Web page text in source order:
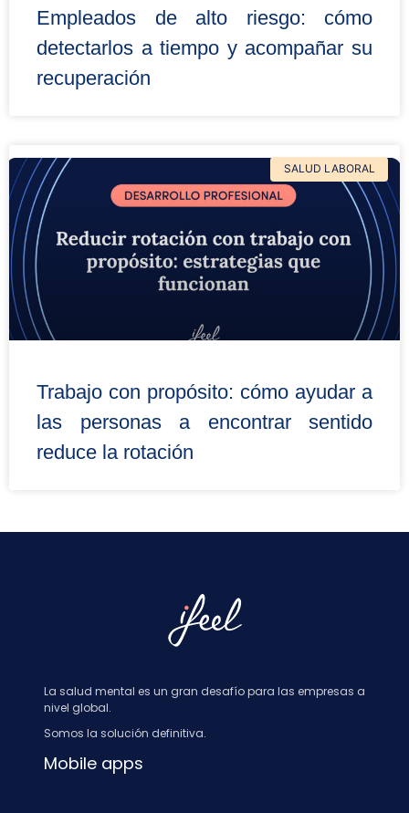
Empleados de alto riesgo: cómo
detectarlos a tiempo y acompañar su
recuperación
SALUD LABORAL
Trabajo con propósito: cómo ayudar a
las personas a encontrar sentido
reduce la rotación
La salud mental es un gran desafío para las empresas a
nivel global.
Somos la solución definitiva.
Mobile apps